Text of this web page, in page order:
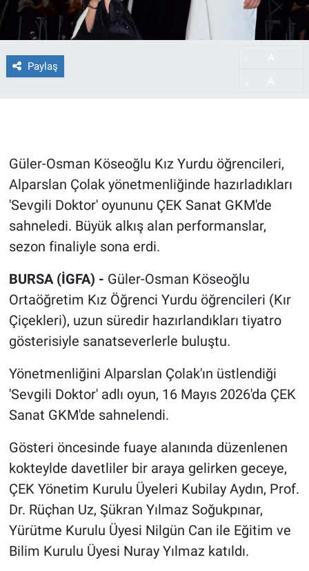
Paylaş
Güler-Osman Köseoğlu Kız Yurdu öğrencileri,
Alparslan Çolak yönetmenliğinde hazırladıkları
'Sevgili Doktor' oyununu ÇEK Sanat GKM'de
sahneledi. Büyük alkış alan performanslar,
sezon finaliyle sona erdi.
BURSA (İGFA) - Güler-Osman Köseoğlu
Ortaöğretim Kız Öğrenci Yurdu öğrencileri (Kır
Çiçekleri), uzun süredir hazırlandıkları tiyatro
gösterisiyle sanatseverlerle buluştu.
Yönetmenliğini Alparslan Çolak'ın üstlendiği
'Sevgili Doktor' adlı oyun, 16 Mayıs 2026'da ÇEK
Sanat GKM'de sahnelendi.
Gösteri öncesinde fuaye alanında düzenlenen
kokteylde davetliler bir araya gelirken geceye,
ÇEK Yönetim Kurulu Üyeleri Kubilay Aydın, Prof.
Dr. Rüçhan Uz, Şükran Yılmaz Soğukpınar,
Yürütme Kurulu Üyesi Nilgün Can ile Eğitim ve
Bilim Kurulu Üyesi Nuray Yılmaz katıldı.